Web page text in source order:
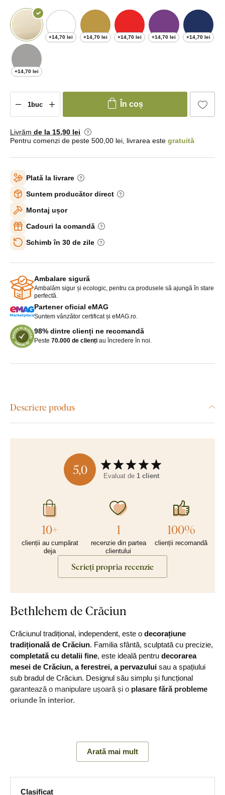
+14,70 lei +14,70 lei +14,70 lei +14,70 lei +14,70 lei
+14,70 lei
În coș
Livrăm de la 15,90 lei
Pentru comenzi de peste 500,00 lei, livrarea este gratuită
Plată la livrare
Suntem producător direct
Montaj ușor
Cadouri la comandă
Schimb în 30 de zile
Ambalare sigură
Ambalăm sigur și ecologic, pentru ca produsele să ajungă în stare
perfectă.
Partener oficial eMAG
Suntem vânzător certificat și eMAG.ro.
98% dintre clienți ne recomandă
Peste 70.000 de clienți au încredere în noi.
Descriere produs
5,0 Evaluat de 1 client
10+
clienții au cumpărat
deja
1
recenzie din partea
clientului
100%
clienții recomandă
Scrieți propria recenzie
Bethlehem de Crăciun
Crăciunul tradițional, independent, este o decorațiune
tradițională de Crăciun. Familia sfântă, sculptată cu precizie,
completată cu detalii fine, este ideală pentru decorarea
mesei de Crăciun, a ferestrei, a pervazului sau a spațiului
sub bradul de Crăciun. Designul său simplu și funcțional
garantează o manipulare ușoară și o plasare fără probleme
oriunde în interior.
Principalele avantaje ale produsului:
Design tradițional de decor
Plasare simplă
Arată mai mult
Clasificat